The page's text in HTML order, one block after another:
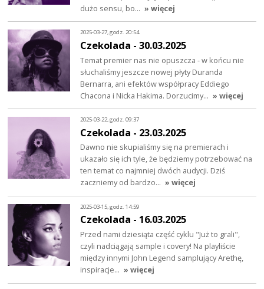
dużo sensu, bo… » więcej
2025-03-27, godz. 20:54
Czekolada - 30.03.2025
Temat premier nas nie opuszcza - w końcu nie
słuchaliśmy jeszcze nowej płyty Duranda
Bernarra, ani efektów współpracy Eddiego
Chacona i Nicka Hakima. Dorzucimy… » więcej
2025-03-22, godz. 09:37
Czekolada - 23.03.2025
Dawno nie skupialiśmy się na premierach i
ukazało się ich tyle, że będziemy potrzebować na
ten temat co najmniej dwóch audycji. Dziś
zaczniemy od bardzo… » więcej
2025-03-15, godz. 14:59
Czekolada - 16.03.2025
Przed nami dziesiąta część cyklu "Już to grali",
czyli nadciągają sample i covery! Na playliście
między innymi John Legend samplujący Arethę,
inspiracje… » więcej